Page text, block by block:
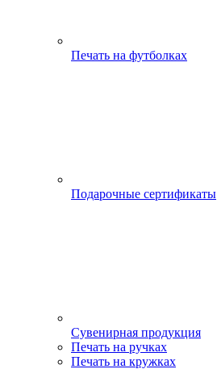
Печать на футболках
Подарочные сертификаты
Сувенирная продукция
Печать на ручках
Печать на кружках